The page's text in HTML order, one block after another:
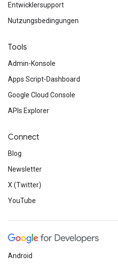
Entwicklersupport
Nutzungsbedingungen
Tools
Admin-Konsole
Apps Script-Dashboard
Google Cloud Console
APIs Explorer
Connect
Blog
Newsletter
X (Twitter)
YouTube
Android